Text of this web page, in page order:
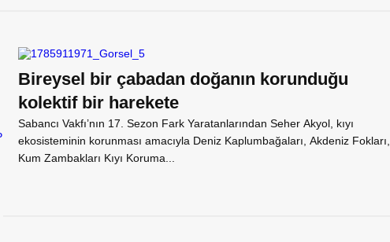
Bireysel bir çabadan doğanın korunduğu
kolektif bir harekete
Sabancı Vakfı’nın 17. Sezon Fark Yaratanlarından Seher Akyol, kıyı
ekosisteminin korunması amacıyla Deniz Kaplumbağaları, Akdeniz Fokları,
Kum Zambakları Kıyı Koruma...